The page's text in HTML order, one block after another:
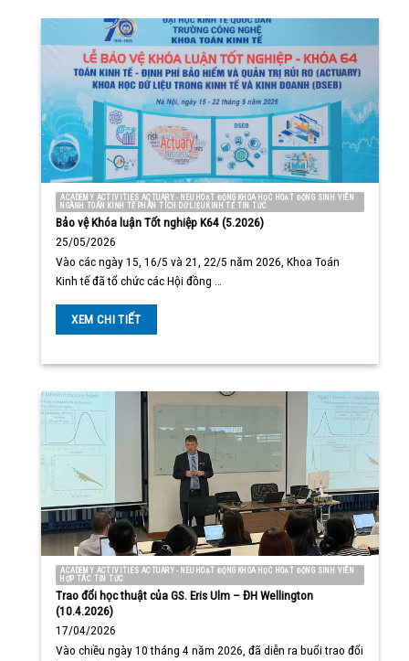
ACADEMY ACTIVITIES ACTUARY - NEU HOẠT ĐỘNG KHOA HỌC HOẠT ĐỘNG SINH VIÊN
NGÀNH TOÁN KINH TẾ PHÂN TÍCH DỮ LIỆU KINH TẾ TIN TỨC
Bảo vệ Khóa luận Tốt nghiệp K64 (5.2026)
25/05/2026
Vào các ngày 15, 16/5 và 21, 22/5 năm 2026, Khoa Toán
Kinh tế đã tổ chức các Hội đồng …
XEM CHI TIẾT
ACADEMY ACTIVITIES ACTUARY - NEU HOẠT ĐỘNG KHOA HỌC HOẠT ĐỘNG SINH VIÊN
HỢP TÁC TIN TỨC
Trao đổi học thuật của GS. Eris Ulm – ĐH Wellington
(10.4.2026)
17/04/2026
Vào chiều ngày 10 tháng 4 năm 2026, đã diễn ra buổi trao đổi